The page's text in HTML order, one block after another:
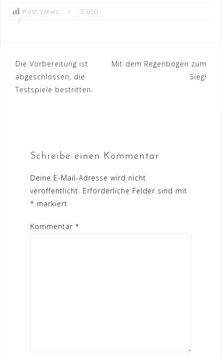
Post Views: 3.050
Beitrags-
Navigation
​Die Vorbereitung ist
abgeschlossen, die
Testspiele bestritten.
​Mit dem Regenbogen zum
Sieg!
Schreibe einen Kommentar
Deine E-Mail-Adresse wird nicht
veröffentlicht. Erforderliche Felder sind mit
* markiert
Kommentar *